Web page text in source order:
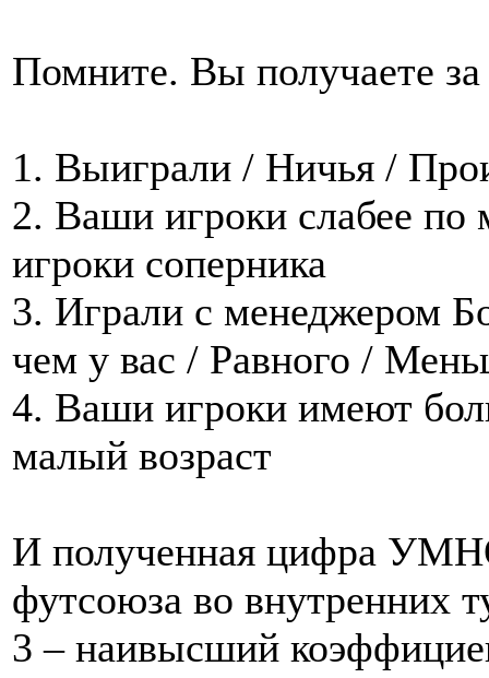
Помните. Вы получаете
1. Выиграли / Ничья /
2. Ваши игроки слабее по
игроки соперника
3. Играли с менеджером
чем у вас / Равного /
4. Ваши игроки имеют
малый возраст
И полученная цифра
футсоюза во внутренних
3 – наивысший